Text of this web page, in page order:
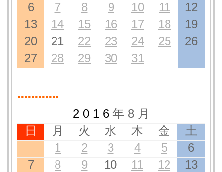
6
7 8 9 10 11
12
13
14 15 16 17 18
19
20
21 22 23 24 25
26
27
28 29 30 31
●●●●●●●●●●●●
2 0 1 6 年 8 月
日
月 火 水 木 金
土
1
2 3 4 5
6
7
8 9 10 11 12
13